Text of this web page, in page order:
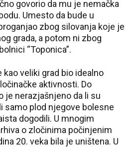
govorio da mu je nemačka
Umesto da bude u
zbog silovanja koje je
grada, a potom ni zbog
“Toponica”.
kao veliki grad bio idealno
aktivnosti. Do
je nerazjašnjeno da li su
samo plod njegove bolesne
dogodili. U mnogim
o zločinima počinjenim
20. veka bila je uništena. U